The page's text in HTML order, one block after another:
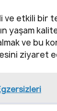
ve etkili bir
yaşam
ve bu
ziyaret